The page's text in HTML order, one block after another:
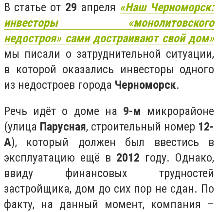
В статье от 29 апреля «Наш Черноморск:
инвесторы «монолитовского
недостроя» сами достраивают свой дом»
мы писали о затруднительной ситуации,
в которой оказались инвесторы одного
из недостроев города Черноморск.
Речь идёт о доме на 9-м микрорайоне
(улица Парусная, строительный номер 12-
А), который должен был ввестись в
эксплуатацию ещё в 2012 году. Однако,
ввиду финансовых трудностей
застройщика, дом до сих пор не сдан. По
факту, на данный момент, компания –